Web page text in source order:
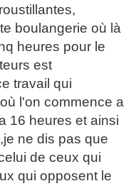
boulangerie où là
heures pour le
est
travail qui
l'on commence a
16 heures et ainsi
ne dis pas que
de ceux qui
qui opposent le